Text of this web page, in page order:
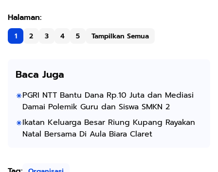
1 2 3 4 5 Tampilkan Semua
Baca Juga
PGRI NTT Bantu Dana Rp.10 Juta dan Mediasi
Damai Polemik Guru dan Siswa SMKN 2
Ikatan Keluarga Besar Riung Kupang Rayakan
Natal Bersama Di Aula Biara Claret